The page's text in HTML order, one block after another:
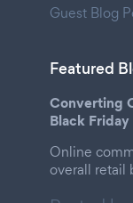
Guest Blog
Featured
Converting
Black
Online
overall retail